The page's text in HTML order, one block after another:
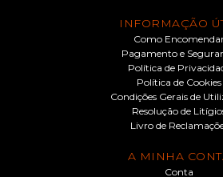
INFORMAÇÃO
Como
Pagamento e
Política de
Política de Cookies
Condições Gerais de
Resolução de
Livro de
A MINHA
Conta